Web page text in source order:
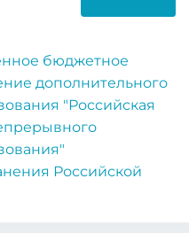
бюджетное
дополнительного
"Российская
Российской